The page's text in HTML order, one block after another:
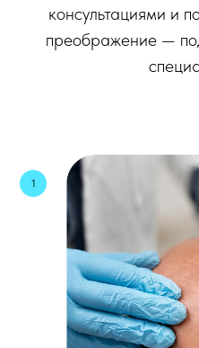
консультациями и
преображение —